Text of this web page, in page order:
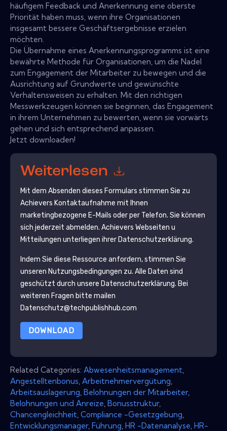
häufigem Feedback und Anerkennung eine oberste
Priorität haben muss, wenn ihre Organisationen
insgesamt bessere Geschäftsergebnisse erzielen
möchten.
Die Übernahme eines Anerkennungsprogramms ist eine
bewährte Methode für Organisationen, um die Nadel
zum Engagement der Mitarbeiter zu bewegen und die
Ausrichtung auf Grundwerte und gewünschte
Verhaltensweisen zu erhalten. Mit den richtigen
Messwerkzeugen können sie beginnen, das Engagement
in ihrem Unternehmen zu bewerten, wenn sie vorwärts
gehen und sich entsprechend anpassen.
Jetzt downloaden!
Weiterlesen
Mit dem Absenden dieses Formulars stimmen Sie zu
Achievers Kontaktaufnahme mit Ihnen
marketingbezogene E-Mails oder per Telefon. Sie können
sich jederzeit abmelden. Achievers Webseiten u
Mitteilungen unterliegen ihrer Datenschutzerklärung.
Indem Sie diese Ressource anfordern, stimmen Sie
unseren Nutzungsbedingungen zu. Alle Daten sind
geschützt durch unsere Datenschutzerklärung. Bei
weiteren Fragen bitte mailen
Datenschutz@techpublishhub.com
DOWNLOAD
Related Categories: Abwesenheitsmanagement
Angestelltenbonus Arbeitnehmervergütung
Arbeitsauslagerung Belohnungen der Mitarbeiter,
Belohnungen und Anreize Bonusstruktur,
Chancengleichheit Compliance -Gesetzgebung
Entwicklungsmanager, Führung HR -Datenanalyse HR-